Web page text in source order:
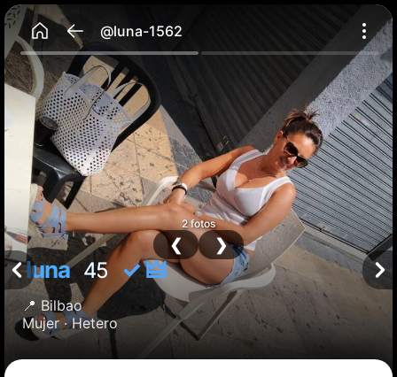
@luna-1562
luna45✓ 🜲
📍 Bilbao
Mujer ·Hetero
2 fotos
❮ ❯